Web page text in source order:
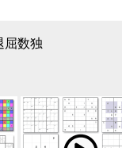
屈数独